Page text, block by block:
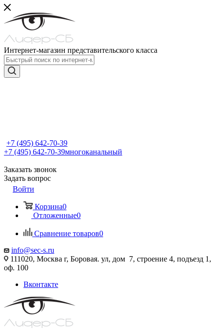
Интернет-магазин представительского класса
+7 (495) 642-70-39
+7 (495) 642-70-39многоканальный
Заказать звонок
Задать вопрос
Войти
Корзина0
Отложенные0
Сравнение товаров0
info@sec-s.ru
111020, Москва г, Боровая. ул, дом 7, строение 4, подъезд 1,
оф. 100
Вконтакте